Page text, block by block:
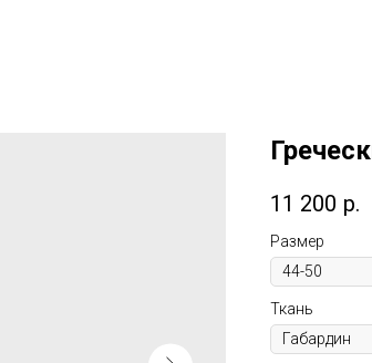
11 200 р.
Размер
Ткань